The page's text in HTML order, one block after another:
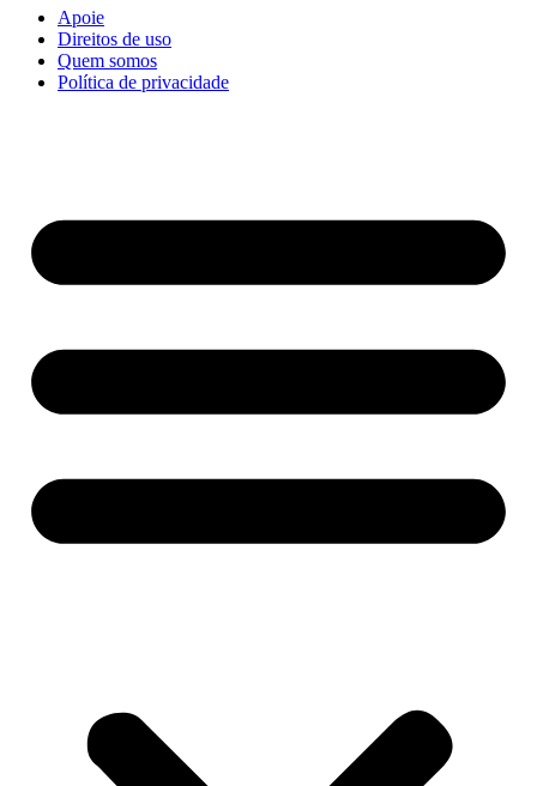
Apoie
Direitos de uso
Quem somos
Política de privacidade